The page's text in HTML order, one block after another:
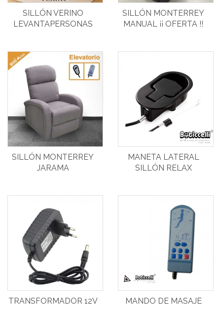
SILLÓN VERINO
LEVANTAPERSONAS
SILLÓN MONTERREY
MANUAL ¡¡ OFERTA !!
SILLÓN MONTERREY
JARAMA
MANETA LATERAL
SILLÓN RELAX
TRANSFORMADOR 12V MANDO DE MASAJE